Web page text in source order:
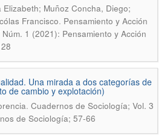
Muñoz Concha, Diego;
Francisco. Pensamiento y Acción
1 (2021): Pensamiento y Acción
Una mirada a dos categorías de
de cambio y explotación)
. Cuadernos de Sociología; Vol. 3
de Sociología; 57-66